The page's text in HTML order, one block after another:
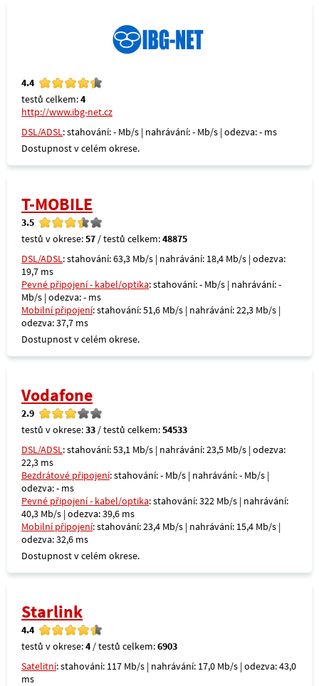
4.4
testů celkem:4
http://www.ibg-net.cz
DSL/ADSL: stahování: - Mb/s | nahrávání: - Mb/s | odezva: - ms
Dostupnost v celém okrese.
T-MOBILE
3.5
testů v okrese:57 / testů celkem:48875
DSL/ADSL: stahování: 63,3 Mb/s | nahrávání: 18,4 Mb/s | odezva:
19,7 ms
Pevné připojení - kabel/optika: stahování: - Mb/s | nahrávání: -
Mb/s | odezva: - ms
Mobilní připojení: stahování: 51,6 Mb/s | nahrávání: 22,3 Mb/s |
odezva: 37,7 ms
Dostupnost v celém okrese.
Vodafone
2.9
testů v okrese:33 / testů celkem:54533
DSL/ADSL: stahování: 53,1 Mb/s | nahrávání: 23,5 Mb/s | odezva:
22,3 ms
Bezdrátové připojení: stahování: - Mb/s | nahrávání: - Mb/s |
odezva: - ms
Pevné připojení - kabel/optika: stahování: 322 Mb/s | nahrávání:
40,3 Mb/s | odezva: 39,6 ms
Mobilní připojení: stahování: 23,4 Mb/s | nahrávání: 15,4 Mb/s |
odezva: 32,6 ms
Dostupnost v celém okrese.
Starlink
4.4
testů v okrese:4 / testů celkem:6903
Satelitní: stahování: 117 Mb/s | nahrávání: 17,0 Mb/s | odezva: 43,0
ms